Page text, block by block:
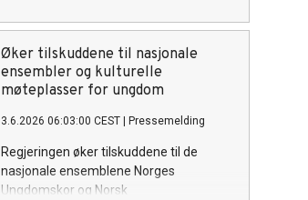
Øker tilskuddene til nasjonale
ensembler og kulturelle
møteplasser for ungdom
3.6.2026 06:03:00 CEST Pressemelding
Regjeringen øker tilskuddene til de
nasjonale ensemblene Norges
Ungdomskor og Norsk